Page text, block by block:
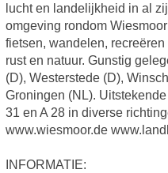
lucht en landelijkheid in al
omgeving rondom
fietsen, wandelen,
rust en natuur. Gunstig
(D), Westerstede (D),
Groningen (NL).
31 en A 28 in diverse
www.wiesmoor.de
INFORMATIE: